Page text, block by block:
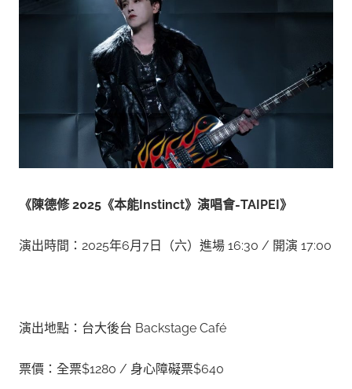
《陳德修 2025 《本能Instinct》演唱會-TAIPEI》
演出時間：2025年6月7日（六）進場 16:30 / 開演 17:00
演出地點：台大後台 Backstage Café
票價：全票$1280 / 身心障礙票$640